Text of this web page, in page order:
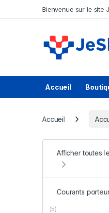
Bienvenue sur le site
Accueil
Accueil
Afficher toutes
Courants
(5)